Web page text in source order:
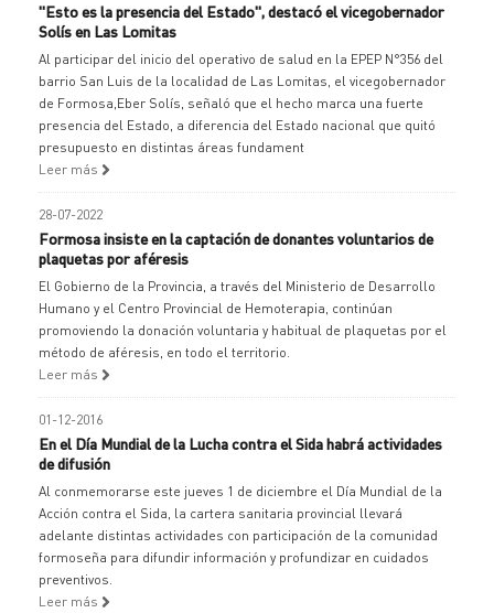
"Esto es la presencia del Estado", destacó el vicegobernador
Solís en Las Lomitas
Al participar del inicio del operativo de salud en la EPEP N°356 del
barrio San Luis de la localidad de Las Lomitas, el vicegobernador
de Formosa,Eber Solís, señaló que el hecho marca una fuerte
presencia del Estado, a diferencia del Estado nacional que quitó
presupuesto en distintas áreas fundament
Leer más
28-07-2022
Formosa insiste en la captación de donantes voluntarios de
plaquetas por aféresis
El Gobierno de la Provincia, a través del Ministerio de Desarrollo
Humano y el Centro Provincial de Hemoterapia, continúan
promoviendo la donación voluntaria y habitual de plaquetas por el
método de aféresis, en todo el territorio.
Leer más
01-12-2016
En el Día Mundial de la Lucha contra el Sida habrá actividades
de difusión
Al conmemorarse este jueves 1 de diciembre el Día Mundial de la
Acción contra el Sida, la cartera sanitaria provincial llevará
adelante distintas actividades con participación de la comunidad
formoseña para difundir información y profundizar en cuidados
preventivos.
Leer más